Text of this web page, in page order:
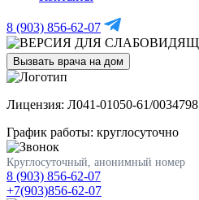
8 (903) 856-62-07
Вызвать врача на дом
Лицензия: Л041-01050-61/0034798
График работы: круглосуточно
Круглосуточный, анонимный номер
8 (903) 856-62-07
+7(903)856-62-07